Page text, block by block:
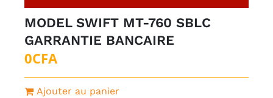
MODEL SWIFT MT-760 SBLC
GARRANTIE BANCAIRE
0CFA
Ajouter au panier